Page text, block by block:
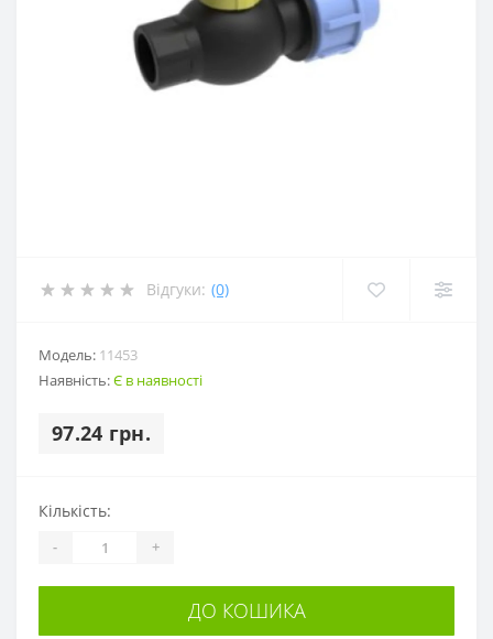
Відгуки: (0)
Модель: 11453
Наявність:Є в наявності
97.24 грн.
Кількість:
- +
ДО КОШИКА